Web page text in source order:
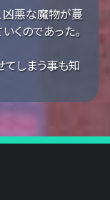
凶悪な魔物が蔓
くのであった。
てしまう事も知